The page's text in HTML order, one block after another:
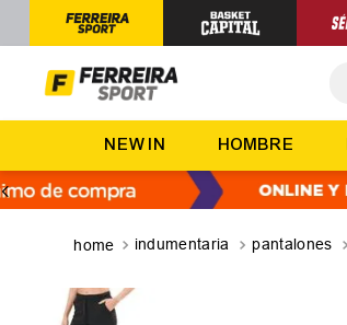
NEW IN HOMBRE
indumentaria pantalones